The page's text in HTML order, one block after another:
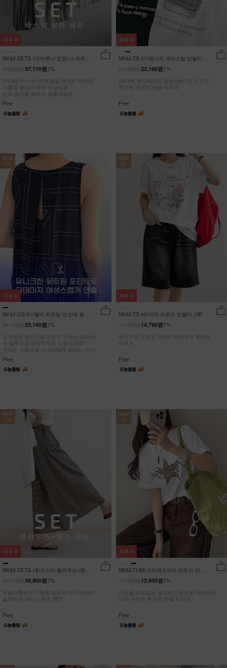
NK62-SETS-13/바루나 집업+스커트
7%
37,110원
[55-88] 바스락- 하루종일 쾌적한 터치감!
그물망 형태의 메쉬 안감으로
땀과 습기를 빠르게 배출해줘요
Free
리뷰 0
NK62-TS-21/에너지 크리스탈 반팔티
7%
23,160원
[55-99] 핸드메이드 캡보석&비딩 포인트
루즈핏 라운드 반팔 티셔츠
Free
리뷰 0
NEW
7%
NK62-OS-21/벨비 뒤트임 민소매 원피
7%
23,160원
감각적인 패턴으로 포인트가 되는 원피스!
뒷 슬릿으로 뒤태마저도 사랑스러워!
넥라인 셔링으로 자연스럽게 퍼지는 라인!
Free
리뷰 0
NEW
7%
NK62-TS-40/미야 라운드 반팔티_HR
7%
14,790원
유니크한 드로잉 아트와 레터링의 루즈핏
티셔츠
Free
리뷰 0
NEW
7%
NK62-SETS-18/아스타 블라우스+팬츠
7%
39,900원
데일리룩부터 여행룩 까지,린넨 터치감의
블라우스+와이드팬츠 SET
Free
리뷰 0
NEW
7%
NK62-TI-89/스타레오파드 라운드 반팔
7%
12,930원
시선을 사로잡는 감각적인 프린팅 레오파드
스타 프린팅 루즈핏 반팔 티셔츠
Free
리뷰 0